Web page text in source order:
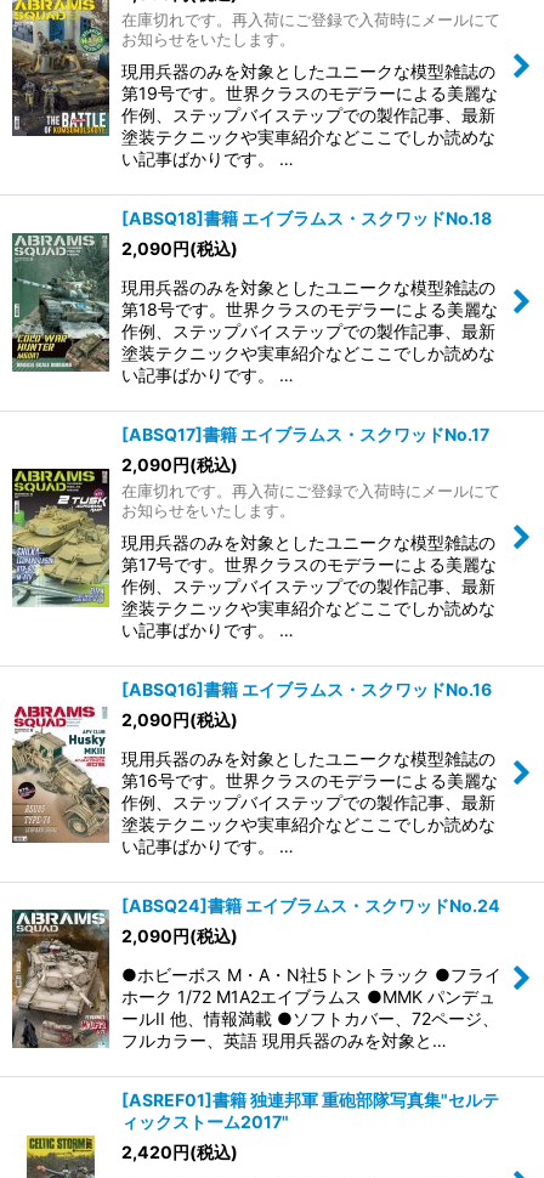
在庫切れです。再入荷にご登録で入荷時にメールにて
お知らせをいたします。
現用兵器のみを対象としたユニークな模型雑誌の
第19号です。世界クラスのモデラーによる美麗な
作例、ステップバイステップでの製作記事、最新
塗装テクニックや実車紹介などここでしか読めな
い記事ばかりです。 …
[ABSQ18]書籍 エイブラムス・スクワッドNo.18
2,090円(税込)
現用兵器のみを対象としたユニークな模型雑誌の
第18号です。世界クラスのモデラーによる美麗な
作例、ステップバイステップでの製作記事、最新
塗装テクニックや実車紹介などここでしか読めな
い記事ばかりです。 …
[ABSQ17]書籍 エイブラムス・スクワッドNo.17
2,090円(税込)
在庫切れです。再入荷にご登録で入荷時にメールにて
お知らせをいたします。
現用兵器のみを対象としたユニークな模型雑誌の
第17号です。世界クラスのモデラーによる美麗な
作例、ステップバイステップでの製作記事、最新
塗装テクニックや実車紹介などここでしか読めな
い記事ばかりです。 …
[ABSQ16]書籍 エイブラムス・スクワッドNo.16
2,090円(税込)
現用兵器のみを対象としたユニークな模型雑誌の
第16号です。世界クラスのモデラーによる美麗な
作例、ステップバイステップでの製作記事、最新
塗装テクニックや実車紹介などここでしか読めな
い記事ばかりです。 …
[ABSQ24]書籍 エイブラムス・スクワッドNo.24
2,090円(税込)
●ホビーボス M・A・N社5トントラック ●フライ
ホーク 1/72 M1A2エイブラムス ●MMK パンデュ
ールII 他、情報満載 ●ソフトカバー、72ページ、
フルカラー、英語 現用兵器のみを対象と…
[ASREF01]書籍 独連邦軍 重砲部隊写真集"セルテ
ィックストーム2017"
2,420円(税込)